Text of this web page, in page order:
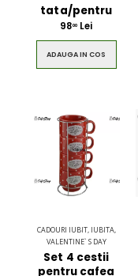
tata/pentru
9800 Lei
ADAUGA IN COS
CADOURI IUBIT, IUBITA,
VALENTINE` S DAY
Set 4 cestii
pentru cafea